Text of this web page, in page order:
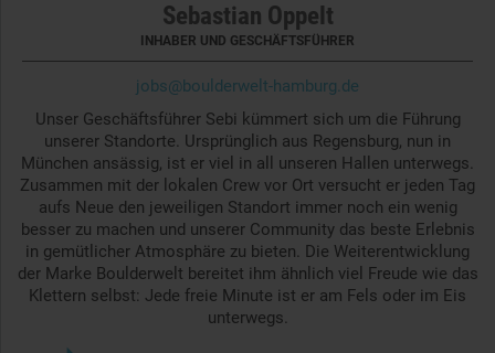
Sebastian Oppelt
INHABER UND GESCHÄFTSFÜHRER
jobs@boulderwelt-hamburg.de
Unser Geschäftsführer Sebi kümmert sich um die Führung
unserer Standorte. Ursprünglich aus Regensburg, nun in
München ansässig, ist er viel in all unseren Hallen unterwegs.
Zusammen mit der lokalen Crew vor Ort versucht er jeden Tag
aufs Neue den jeweiligen Standort immer noch ein wenig
besser zu machen und unserer Community das beste Erlebnis
in gemütlicher Atmosphäre zu bieten. Die Weiterentwicklung
der Marke Boulderwelt bereitet ihm ähnlich viel Freude wie das
Klettern selbst: Jede freie Minute ist er am Fels oder im Eis
unterwegs.